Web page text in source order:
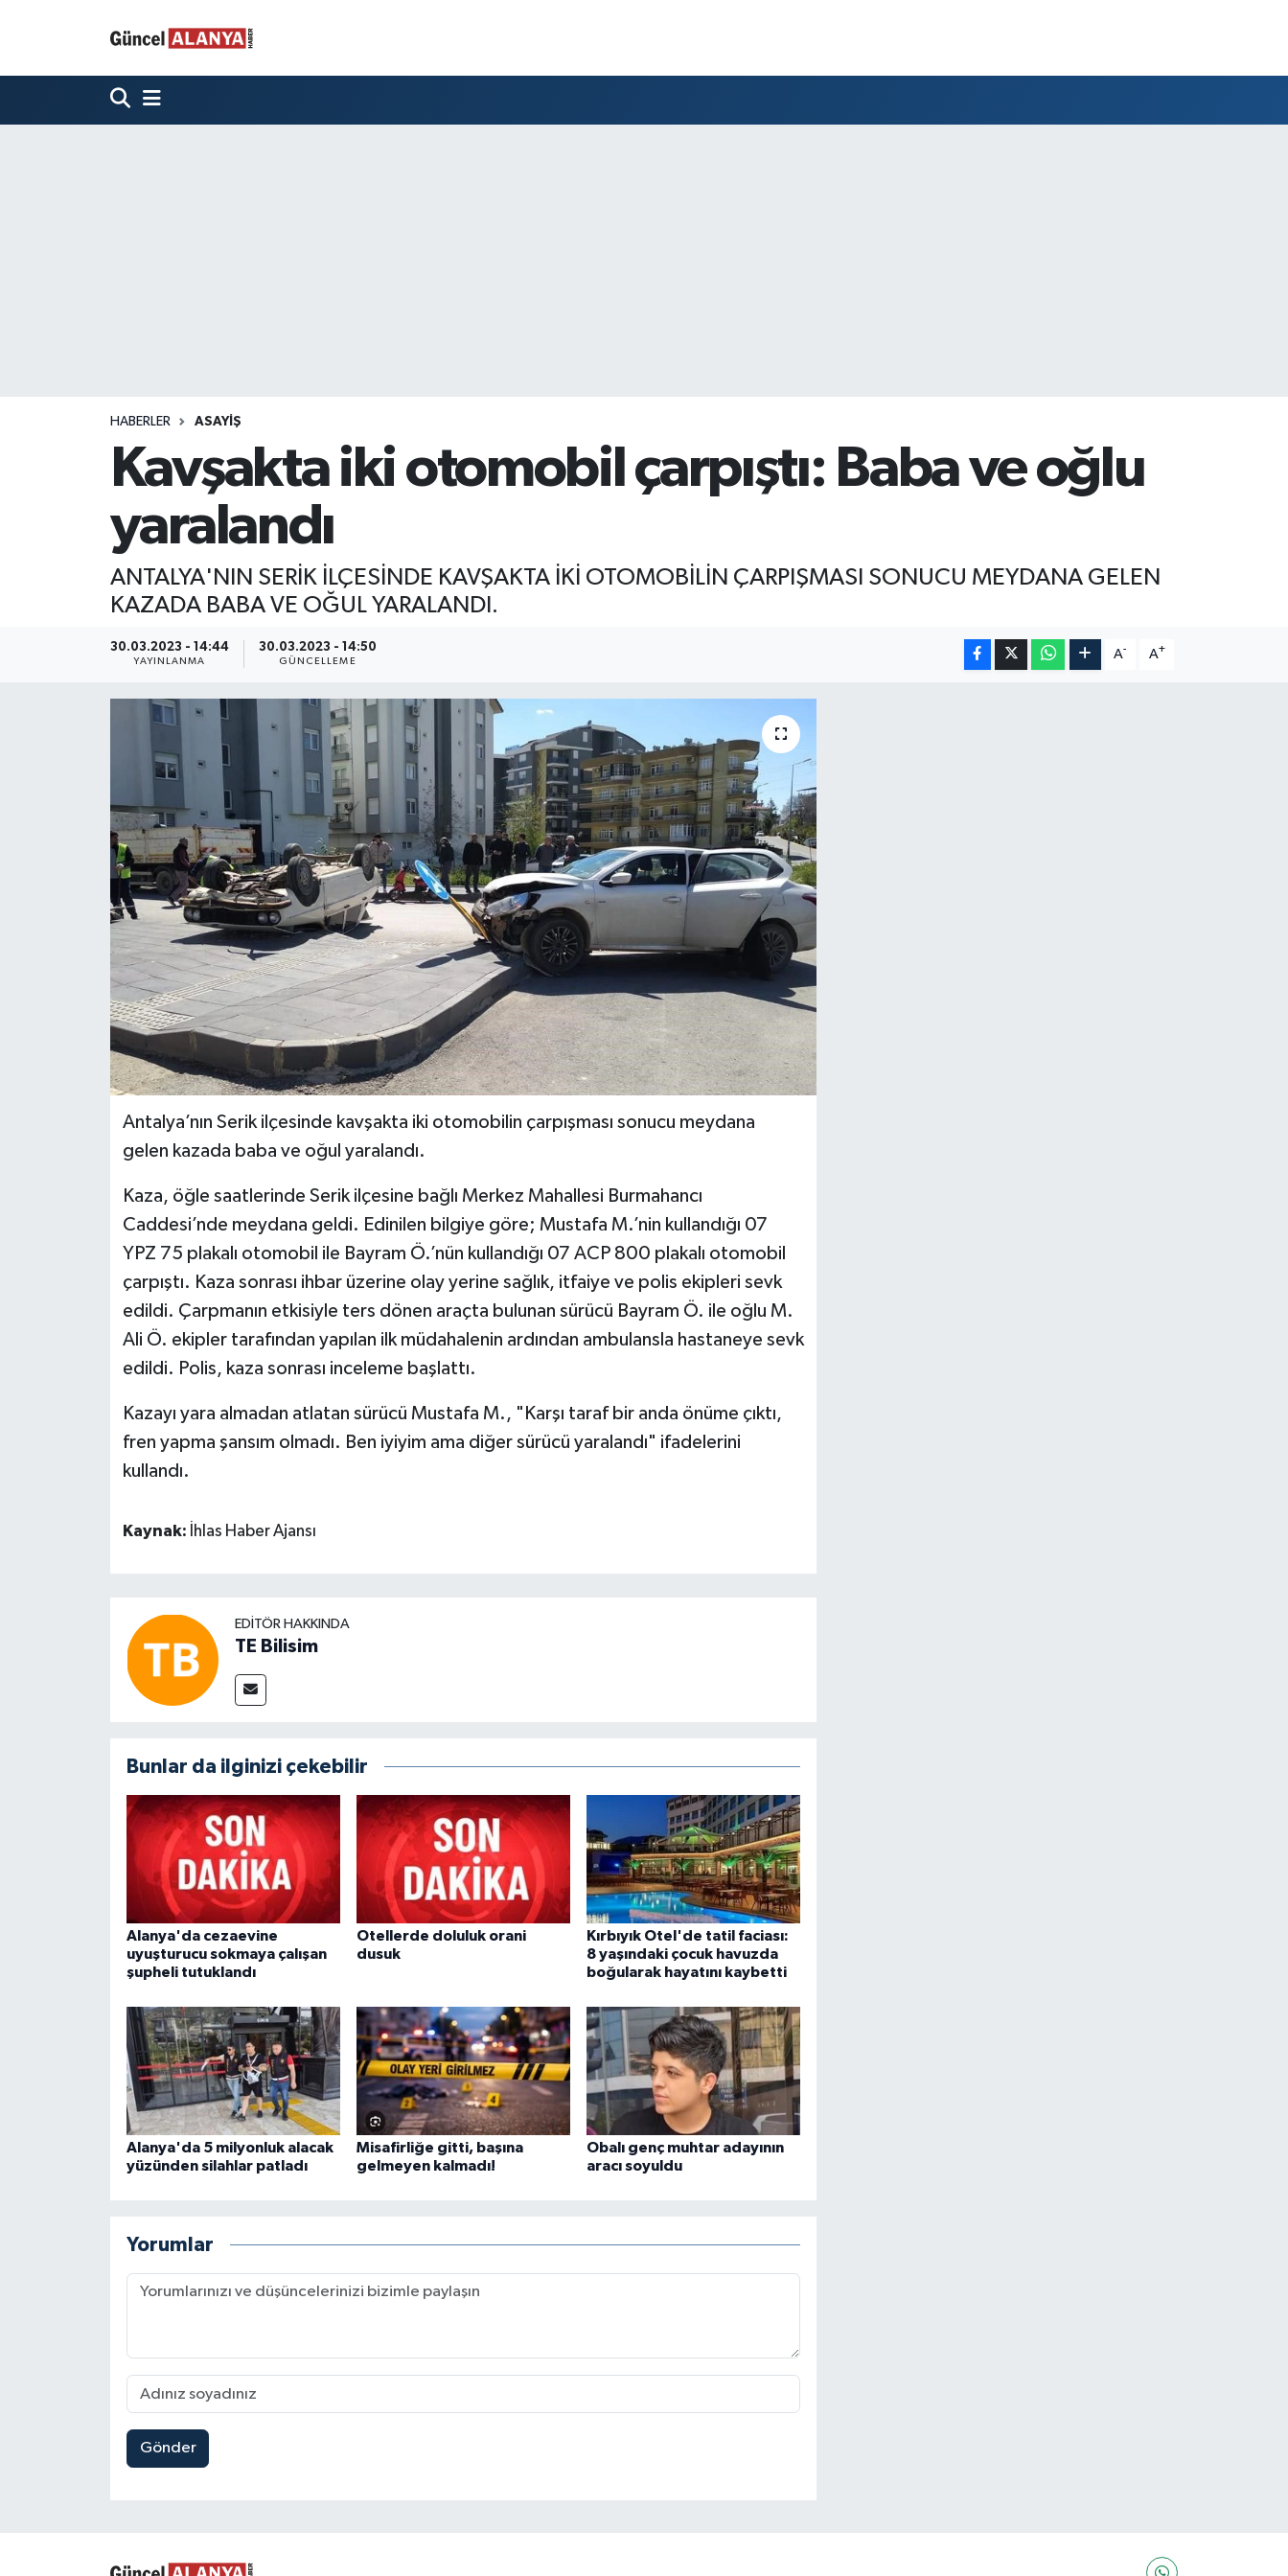
HABERLER ASAYIŞ
Kavşakta iki otomobil çarpıştı: Baba ve oğlu
yaralandı
ANTALYA'NIN SERİK İLÇESİNDE KAVŞAKTA İKİ OTOMOBİLİN ÇARPIŞMASI SONUCU MEYDANA GELEN
KAZADA BABA VE OĞUL YARALANDI.
30.03.2023 - 14:44
YAYINLANMA
30.03.2023 - 14:50
GÜNCELLEME
A- A+
Antalya’nın Serik ilçesinde kavşakta iki otomobilin çarpışması sonucu meydana
gelen kazada baba ve oğul yaralandı.
Kaza, öğle saatlerinde Serik ilçesine bağlı Merkez Mahallesi Burmahancı
Caddesi’nde meydana geldi. Edinilen bilgiye göre; Mustafa M.’nin kullandığı 07
YPZ 75 plakalı otomobil ile Bayram Ö.’nün kullandığı 07 ACP 800 plakalı otomobil
çarpıştı. Kaza sonrası ihbar üzerine olay yerine sağlık, itfaiye ve polis ekipleri sevk
edildi. Çarpmanın etkisiyle ters dönen araçta bulunan sürücü Bayram Ö. ile oğlu M.
Ali Ö. ekipler tarafından yapılan ilk müdahalenin ardından ambulansla hastaneye sevk
edildi. Polis, kaza sonrası inceleme başlattı.
Kazayı yara almadan atlatan sürücü Mustafa M., "Karşı taraf bir anda önüme çıktı,
fren yapma şansım olmadı. Ben iyiyim ama diğer sürücü yaralandı" ifadelerini
kullandı.
Kaynak: İhlas Haber Ajansı
EDITÖR HAKKINDA
TE Bilisim
Bunlar da ilginizi çekebilir
Alanya'da cezaevine
uyuşturucu sokmaya çalışan
şupheli tutuklandı
Otellerde doluluk orani
dusuk
Kırbıyık Otel'de tatil faciası:
8 yaşındaki çocuk havuzda
boğularak hayatını kaybetti
Alanya'da 5 milyonluk alacak
yüzünden silahlar patladı
Misafirliğe gitti, başına
gelmeyen kalmadı!
Obalı genç muhtar adayının
aracı soyuldu
Yorumlar
Gönder